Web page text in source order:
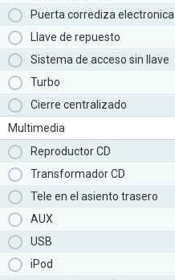
Puerta corrediza electronica
Llave de repuesto
Sistema de acceso sin llave
Turbo
Cierre centralizado
Multimedia
Reproductor CD
Transformador CD
Tele en el asiento trasero
AUX
USB
iPod